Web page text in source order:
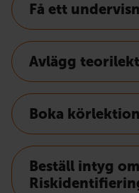
Få ett
Avlägg
Boka
Beställ intyg